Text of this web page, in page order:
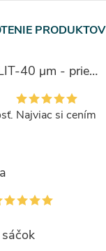
PRODUKTOV
Bublinková fólia ELIT-40 μm - priemer bubliny 1cm
Najviac si cením